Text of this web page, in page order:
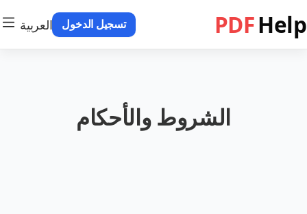
PDFHelp تسجيل الدخول العربية
الشروط والأحكام